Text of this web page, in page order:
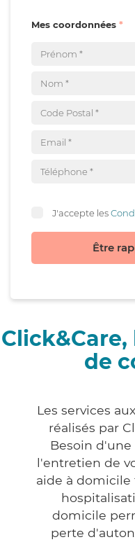
Mes coordonnées
J'accepte les
Être
de
Les services
réalisés par
Besoin
l'entretien de
aide à
domicile
perte